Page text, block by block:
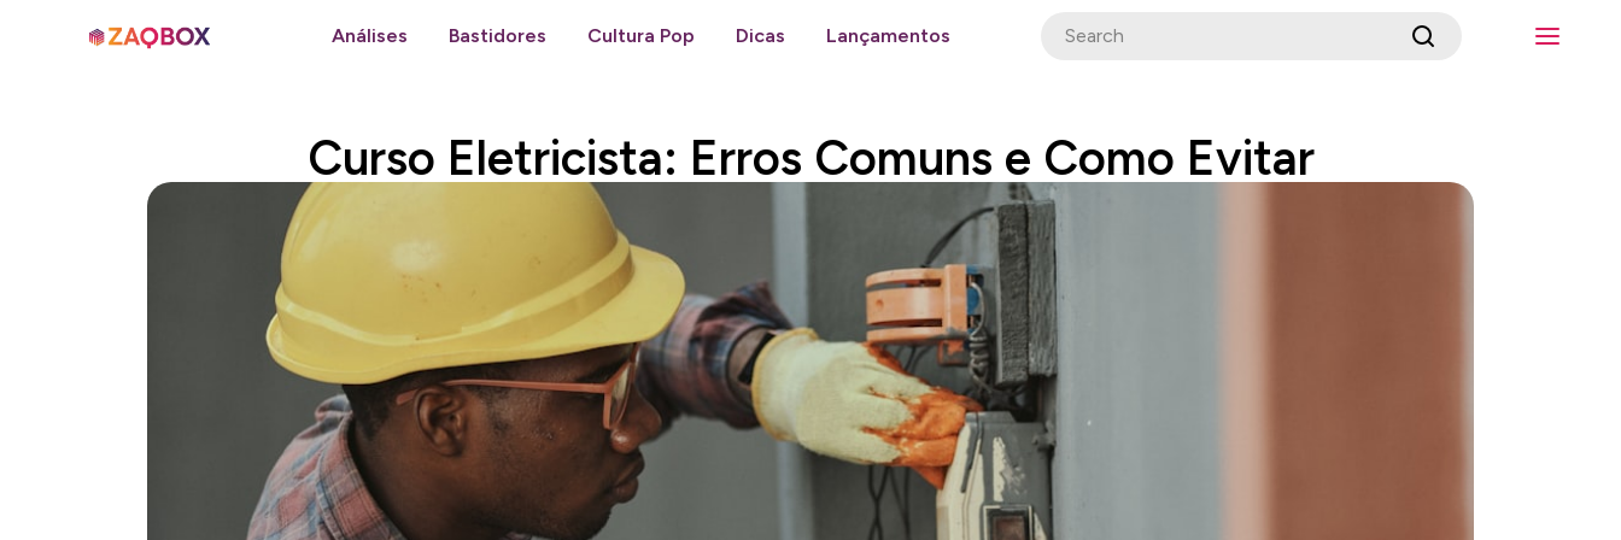
Análises Bastidores Cultura Pop Dicas Lançamentos
Curso Eletricista: Erros Comuns e Como Evitar